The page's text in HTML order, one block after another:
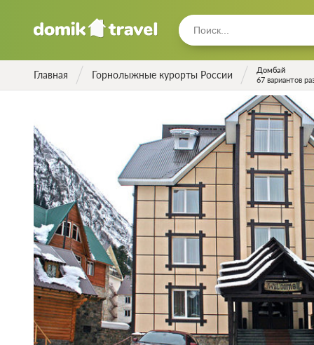
Главная Горнолыжные курорты России
Домбай
67 вариантов